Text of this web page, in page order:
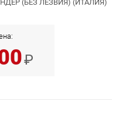
(БЕЗ ЛЕЗВИЯ) (ИТАЛИЯ)
₽